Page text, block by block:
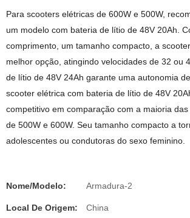
Para scooters elétricas de 600W e 500W,
um modelo com bateria de lítio de 48V 20Ah.
comprimento, um tamanho compacto, a
melhor opção, atingindo velocidades de 32 ou
de lítio de 48V 24Ah garante uma autonomia
scooter elétrica com bateria de lítio de 48V
competitivo em comparação com a maioria
de 500W e 600W. Seu tamanho compacto a
adolescentes ou condutoras do sexo feminino.
Nome/Modelo: Armadura-2
Local De Origem: China